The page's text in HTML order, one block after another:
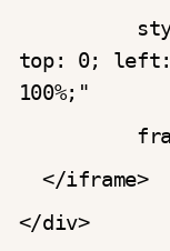
top: 0; left:
100%;"
</iframe>
</div>